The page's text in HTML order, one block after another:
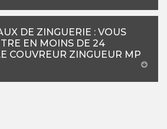
DE ZINGUERIE : VOUS
EN MOINS DE 24
COUVREUR ZINGUEUR MP